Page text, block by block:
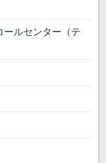
ールセンター（テ